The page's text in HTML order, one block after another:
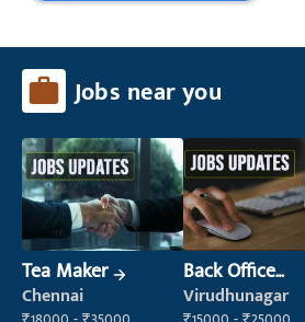
Jobs near you
Tea Maker
Chennai
Back Office
Executive
Virudhunagar